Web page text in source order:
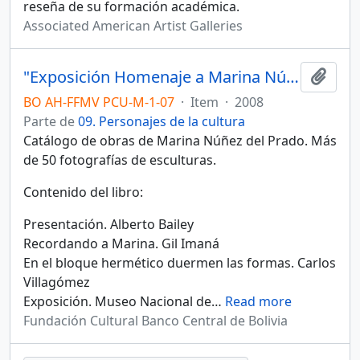
reseña de su formación académica.
Associated American Artist Galleries
"Exposición Homenaje a Marina Núñez del Prado en el centenario de su nacimiento 1908-2008"
BO AH-FFMV PCU-M-1-07 · Item · 2008
Parte de09. Personajes de la cultura
Catálogo de obras de Marina Núñez del Prado. Más
de 50 fotografías de esculturas.
Contenido del libro:
Presentación. Alberto Bailey
Recordando a Marina. Gil Imaná
En el bloque hermético duermen las formas. Carlos
Villagómez
Exposición. Museo Nacional de… Read more
Fundación Cultural Banco Central de Bolivia